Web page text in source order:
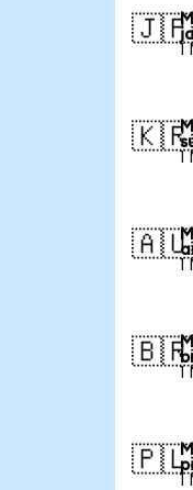
🇯🇵
1
🇰🇷
1
🇦🇺
1
🇧🇷
1
🇵🇱
1